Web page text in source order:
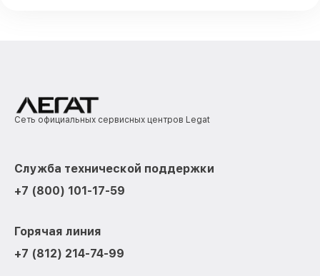
Сеть официальных сервисных центров Legat
Служба технической поддержки
+7 (800) 101-17-59
Горячая линия
+7 (812) 214-74-99